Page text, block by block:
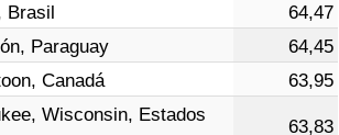
Brasil
64,47
Paraguay
64,45
Canadá 63,95
Wisconsin, Estados
63,83